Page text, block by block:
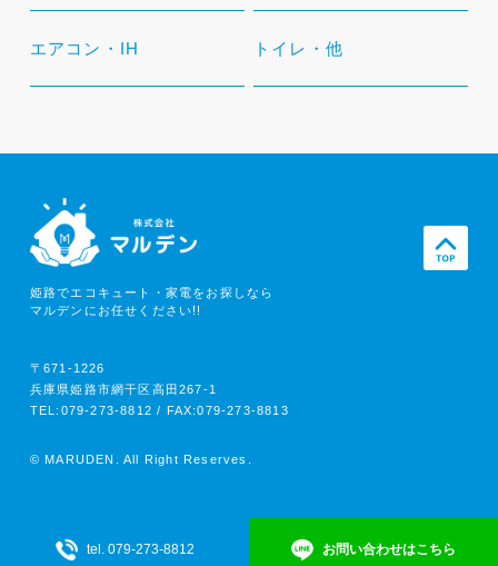
tel. 079-273-8812 お問い合わせはこちら
エアコン・IH トイレ・他
姫路でエコキュート・家電をお探しなら
マルデンにお任せください!!
〒671-1226
兵庫県姫路市網干区高田267-1
TEL:079-273-8812 / FAX:079-273-8813
© MARUDEN. All Right Reserves.